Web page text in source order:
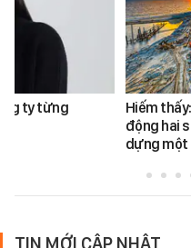
ty từng
Hiếm
động hai
dựng một
TIN MỚI CẬP NHẬT